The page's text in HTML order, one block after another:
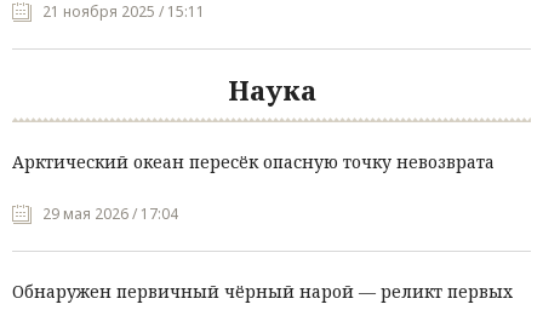
21 ноября 2025 / 15:11
Наука
Арктический океан пересёк опасную точку невозврата
29 мая 2026 / 17:04
Обнаружен первичный чёрный нарой — реликт первых